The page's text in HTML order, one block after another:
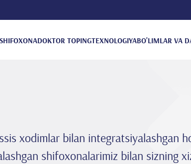
DOKTOR TOPINGTEXNOLOGIYA
xodimlar bilan integratsiyalashgan
shifoxonalarimiz bilan sizning